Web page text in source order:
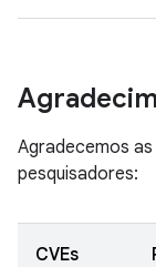
Agradecemos
pesquisadores:
CVEs